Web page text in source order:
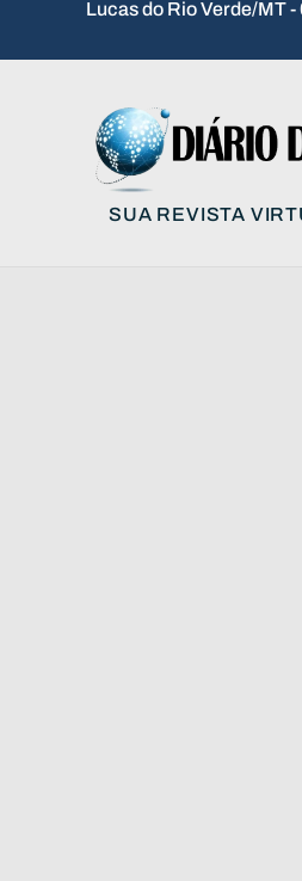
Lucas do Rio Verde/MT
SUA REVISTA